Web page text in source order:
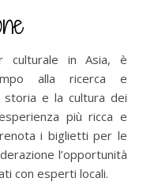
in Asia, è
alla ricerca e
storia e la cultura dei
più ricca e
i biglietti per le
l’opportunità
con esperti locali.